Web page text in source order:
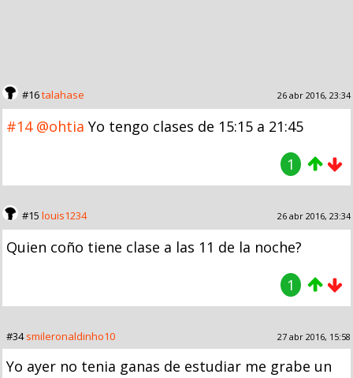
#16talahase 26 abr 2016, 23:34
#14 @ohtia Yo tengo clases de 15:15 a 21:45
1
#15 louis1234 26 abr 2016, 23:34
Quien coño tiene clase a las 11 de la noche?
1
#34smileronaldinho10 27 abr 2016, 15:58
Yo ayer no tenia ganas de estudiar me grabe un